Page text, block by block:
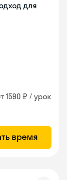
для
1590 ₽ / урок
время